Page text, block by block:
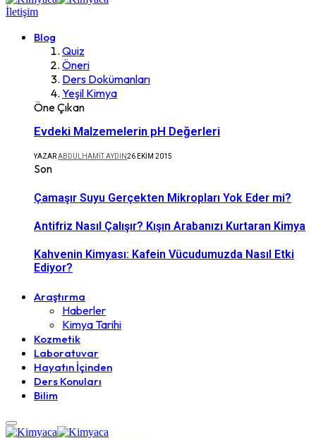
İletişim
Blog
Quiz
Öneri
Ders Dokümanları
Yeşil Kimya
Öne Çıkan
Evdeki Malzemelerin pH Değerleri
YAZARABDULHAMIT AYDIN26 EKIM 2015
Son
Çamaşır Suyu Gerçekten Mikropları Yok Eder mi?
Antifriz Nasıl Çalışır? Kışın Arabanızı Kurtaran Kimya
Kahvenin Kimyası: Kafein Vücudumuzda Nasıl Etki
Ediyor?
Araştırma
Haberler
Kimya Tarihi
Kozmetik
Laboratuvar
Hayatın İçinden
Ders Konuları
Bilim